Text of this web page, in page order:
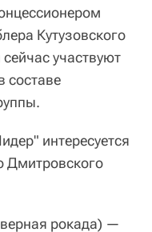
Кутузовского
участвуют
составе
интересуется
Дмитровского
рокада) —